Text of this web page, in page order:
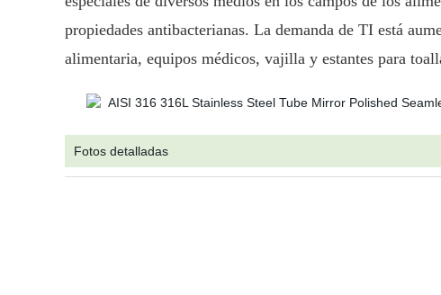
propiedades antibacterianas. La demanda de TI está
alimentaria, equipos médicos, vajilla y estantes para
Fotos detalladas